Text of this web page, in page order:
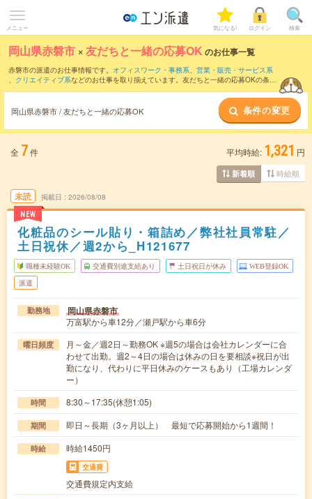
メニュー 気になる! ログイン 検索
岡山県赤磐市 ×友だちと一緒の応募OK のお仕事一覧
赤磐市の派遣のお仕事情報です。 オフィスワーク・事務系、 営業・販売・サービス系
、 クリエイティブ系などのお仕事を取り揃えています。友だちと一緒の応募OKの条件
岡山県赤磐市 / 友だちと一緒の応募OK 条件の変更
全 7件 平均時給: 1,321 円
新着順 時給順
未読
NEW
掲載日 2026/08/08
化粧品のシール貼り・箱詰め／弊社社員常駐／
土日祝休／週2から_H121677
職種未経験OK 交通費別途支給あり 土日祝日が休み WEB登録OK
派遣
勤務地 岡山県赤磐市
万富駅から車12分／瀬戸駅から車6分
曜日頻度
月～金／週2日～勤務OK ※週5の場合は会社カレンダーに合
わせて出勤。週2～4日の場合は休みの日を要相談※祝日が出
勤になり、代わりに平日休みのケースもあり（工場カレンダ
ー）
時間 8:30～17:35(休憩1:05)
期間 即日～長期（3ヶ月以上） 最短で応募開始から1週間！
時給 時給1450円
交通費
交通費規定内支給